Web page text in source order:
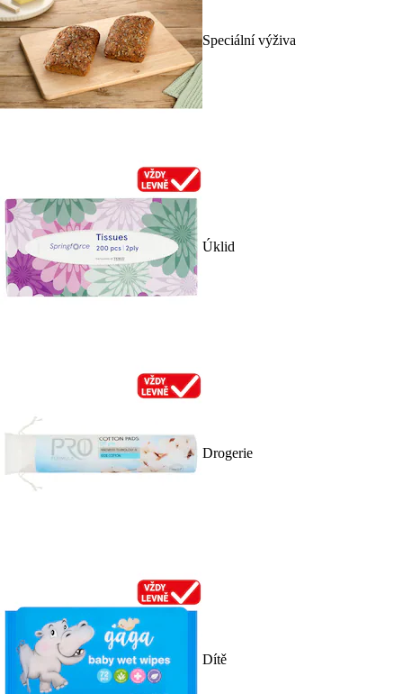
Speciální výživa
Úklid
Drogerie
Dítě